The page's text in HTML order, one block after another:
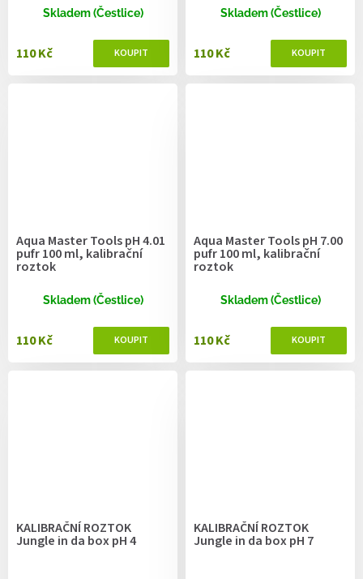
Skladem (Čestlice)
110 Kč
Skladem (Čestlice)
110 Kč
Aqua Master Tools pH 4.01
pufr 100 ml, kalibrační
roztok
Skladem (Čestlice)
110 Kč
Aqua Master Tools pH 7.00
pufr 100 ml, kalibrační
roztok
Skladem (Čestlice)
110 Kč
KALIBRAČNÍ ROZTOK
Jungle in da box pH 4
KALIBRAČNÍ ROZTOK
Jungle in da box pH 7